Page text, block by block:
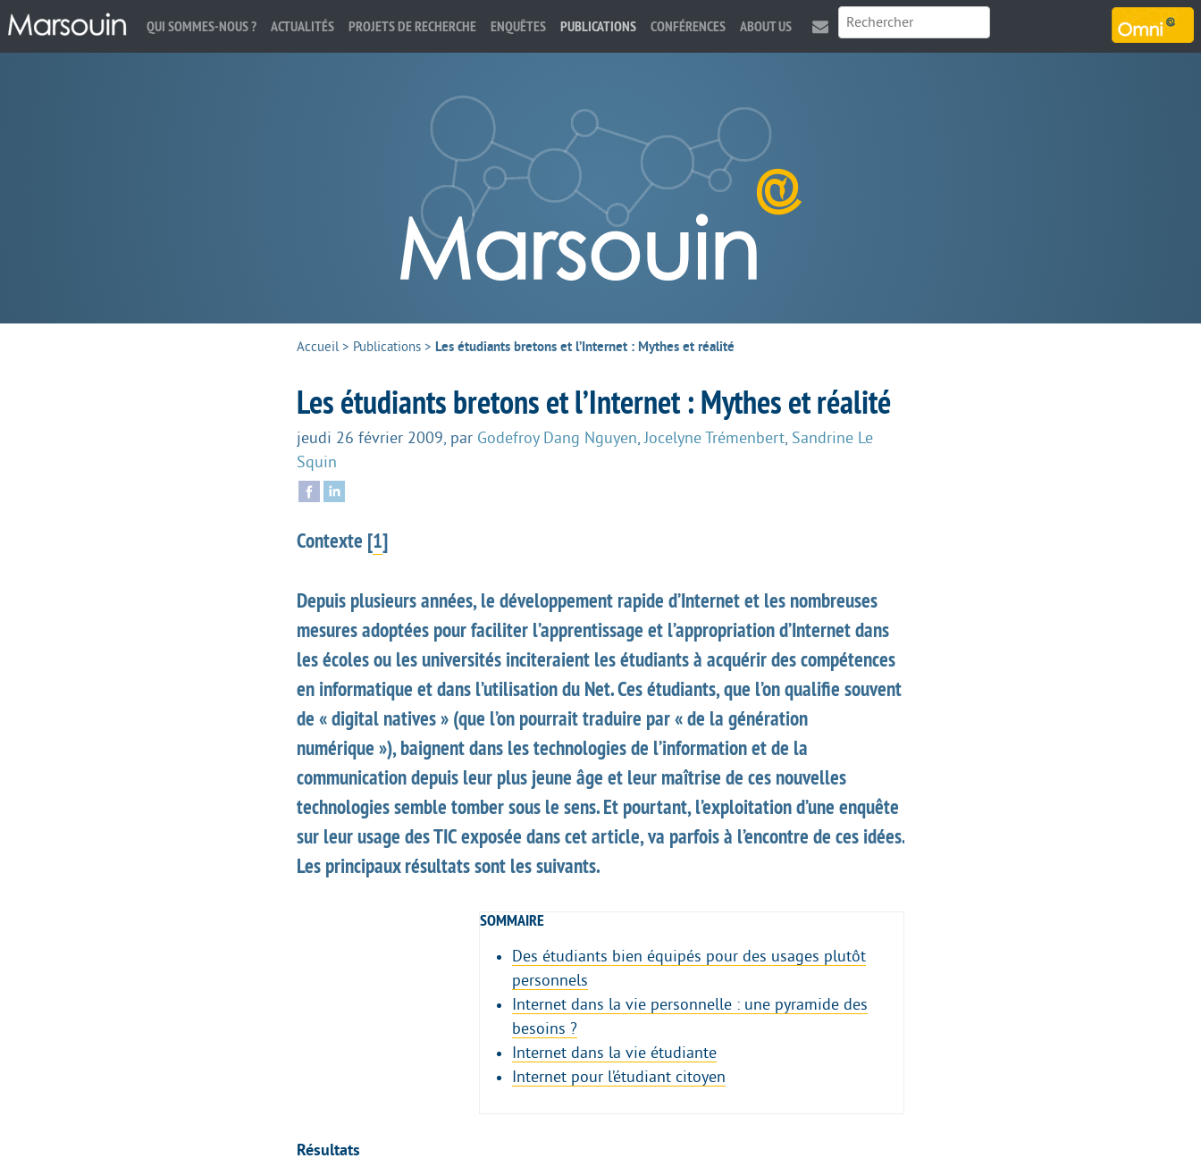
QUI SOMMES-NOUS ? ACTUALITÉS PROJETS DE RECHERCHE ENQUÊTES PUBLICATIONS CONFÉRENCES ABOUT US
Accueil> Publications > Les étudiants bretons et l’Internet : Mythes et réalité
Les étudiants bretons et l’Internet : Mythes et réalité
jeudi 26 février 2009 par Godefroy Dang Nguyen Jocelyne Trémenbert Sandrine Le
Squin
Contexte [1]
Depuis plusieurs années, le développement rapide d’Internet et les nombreuses
mesures adoptées pour faciliter l’apprentissage et l’appropriation d’Internet dans
les écoles ou les universités inciteraient les étudiants à acquérir des compétences
en informatique et dans l’utilisation du Net. Ces étudiants, que l’on qualifie souvent
de « digital natives » (que l’on pourrait traduire par « de la génération
numérique »), baignent dans les technologies de l’information et de la
communication depuis leur plus jeune âge et leur maîtrise de ces nouvelles
technologies semble tomber sous le sens. Et pourtant, l’exploitation d’une enquête
sur leur usage des TIC exposée dans cet article, va parfois à l’encontre de ces idées.
Les principaux résultats sont les suivants.
SOMMAIRE
Des étudiants bien équipés pour des usages plutôt
personnels
Internet dans la vie personnelle : une pyramide des
besoins ?
Internet dans la vie étudiante
Internet pour l’étudiant citoyen
Résultats